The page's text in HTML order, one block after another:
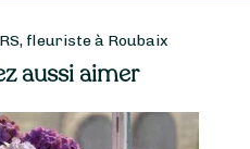
fleuriste à Roubaix
aussi aimer